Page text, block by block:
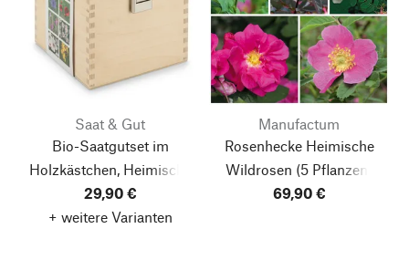
Saat & Gut
Bio-Saatgutset im
Holzkästchen, Heimische
Blumen
29,90 €
+ weitere Varianten
Manufactum
Rosenhecke Heimische
Wildrosen (5 Pflanzen)
69,90 €